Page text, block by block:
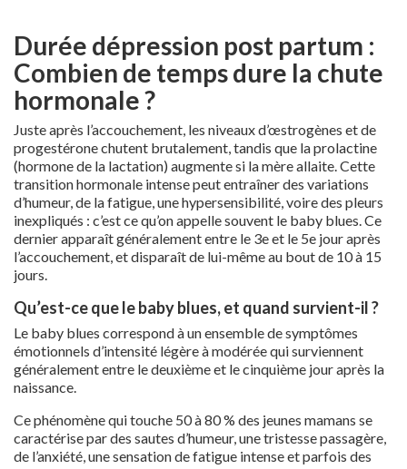
Durée dépression post partum :
Combien de temps dure la chute
hormonale ?
Juste après l’accouchement, les niveaux d’œstrogènes et de
progestérone chutent brutalement, tandis que la prolactine
(hormone de la lactation) augmente si la mère allaite. Cette
transition hormonale intense peut entraîner des variations
d’humeur, de la fatigue, une hypersensibilité, voire des pleurs
inexpliqués : c’est ce qu’on appelle souvent le baby blues. Ce
dernier apparaît généralement entre le 3e et le 5e jour après
l’accouchement, et disparaît de lui-même au bout de 10 à 15
jours.
Qu’est-ce que le baby blues, et quand survient-il ?
Le baby blues correspond à un ensemble de symptômes
émotionnels d’intensité légère à modérée qui surviennent
généralement entre le deuxième et le cinquième jour après la
naissance.
Ce phénomène qui touche 50 à 80 % des jeunes mamans se
caractérise par des sautes d’humeur, une tristesse passagère,
de l’anxiété, une sensation de fatigue intense et parfois des